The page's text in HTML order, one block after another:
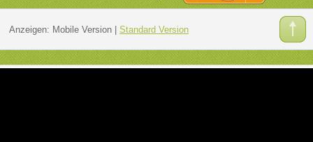
Anzeigen: Mobile Version| Standard Version